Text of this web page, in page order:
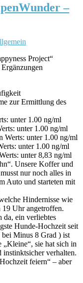
–
Project“
zur Ermittlung des
unter 1.00 ng/ml
unter 1.00 ng/ml
Werts: unter 1.00 ng/ml
unter 1.00 ng/ml
unter 8,83 ng/ml
Unsere Koffer und
nur noch alles in
Auto und starteten mit
Hindernisse wie
19 Uhr angetroffen.
ein verliebtes
Hunde-Hochzeit seit
Minus 8 Grad ) ist
sie hat sich in
instinktsicher verhalten.
feiern“ – aber